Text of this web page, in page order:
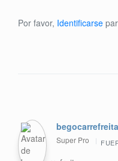
Por favor, Identificarse
Super Pro